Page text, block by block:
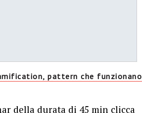
pattern che funzionano
della durata di 45 min clicca